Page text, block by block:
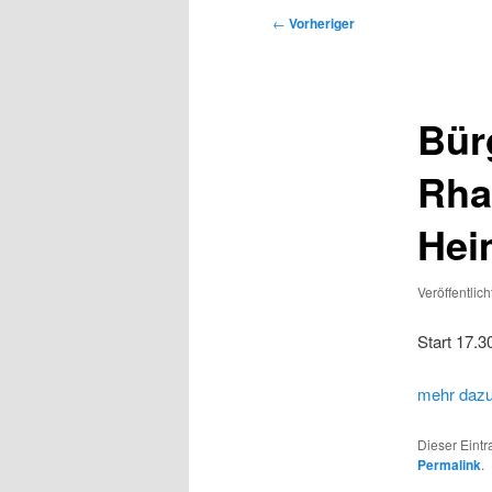
Beitragsnavigation
← Vorheriger
Start
mehr
Dieser
Permalink.